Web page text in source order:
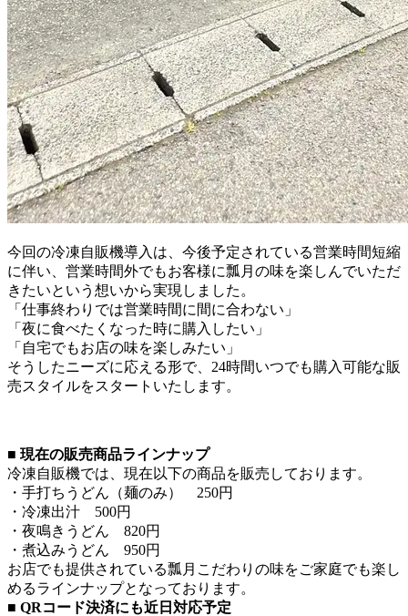
今回の冷凍自販機導入は、今後予定されている営業時間短縮
に伴い、営業時間外でもお客様に瓢月の味を楽しんでいただ
きたいという想いから実現しました。
「仕事終わりでは営業時間に間に合わない」
「夜に食べたくなった時に購入したい」
「自宅でもお店の味を楽しみたい」
そうしたニーズに応える形で、24時間いつでも購入可能な販
売スタイルをスタートいたします。
■ 現在の販売商品ラインナップ
冷凍自販機では、現在以下の商品を販売しております。
・手打ちうどん（麺のみ） 250円
・冷凍出汁 500円
・夜鳴きうどん 820円
・煮込みうどん 950円
お店でも提供されている瓢月こだわりの味をご家庭でも楽し
めるラインナップとなっております。
■ QRコード決済にも近日対応予定